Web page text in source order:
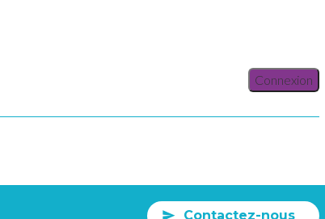
Connexion
Contactez-nous